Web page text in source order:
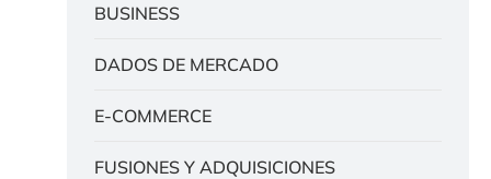
BUSINESS
DADOS DE MERCADO
E-COMMERCE
FUSIONES Y ADQUISICIONES